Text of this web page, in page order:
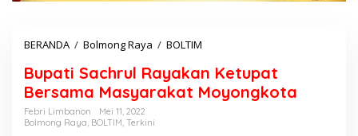
BERANDA / Bolmong Raya / BOLTIM
p
a
Bupati Sachrul Rayakan Ketupat
Bersama Masyarakat Moyongkota
Febri Limbanon
Mei 11, 2022
Bolmong Raya BOLTIM Terkini